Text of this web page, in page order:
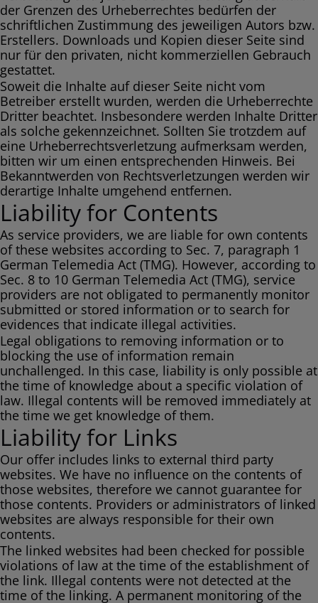
der Grenzen des Urheberrechtes bedürfen der
schriftlichen Zustimmung des jeweiligen Autors bzw.
Erstellers. Downloads und Kopien dieser Seite sind
nur für den privaten, nicht kommerziellen Gebrauch
gestattet.
Soweit die Inhalte auf dieser Seite nicht vom
Betreiber erstellt wurden, werden die Urheberrechte
Dritter beachtet. Insbesondere werden Inhalte Dritter
als solche gekennzeichnet. Sollten Sie trotzdem auf
eine Urheberrechtsverletzung aufmerksam werden,
bitten wir um einen entsprechenden Hinweis. Bei
Bekanntwerden von Rechtsverletzungen werden wir
derartige Inhalte umgehend entfernen.
Liability for Contents
As service providers, we are liable for own contents
of these websites according to Sec. 7, paragraph 1
German Telemedia Act (TMG). However, according to
Sec. 8 to 10 German Telemedia Act (TMG), service
providers are not obligated to permanently monitor
submitted or stored information or to search for
evidences that indicate illegal activities.
Legal obligations to removing information or to
blocking the use of information remain
unchallenged. In this case, liability is only possible at
the time of knowledge about a specific violation of
law. Illegal contents will be removed immediately at
the time we get knowledge of them.
Liability for Links
Our offer includes links to external third party
websites. We have no influence on the contents of
those websites, therefore we cannot guarantee for
those contents. Providers or administrators of linked
websites are always responsible for their own
contents.
The linked websites had been checked for possible
violations of law at the time of the establishment of
the link. Illegal contents were not detected at the
time of the linking. A permanent monitoring of the